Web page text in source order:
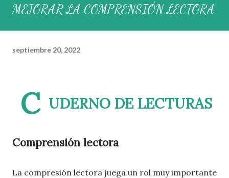
MEJORAR LA COMPRENSIÓN LECTORA
septiembre 20, 2022
C UDERNO DE LECTURAS
Comprensión lectora
La compresión lectora juega un rol muy importante